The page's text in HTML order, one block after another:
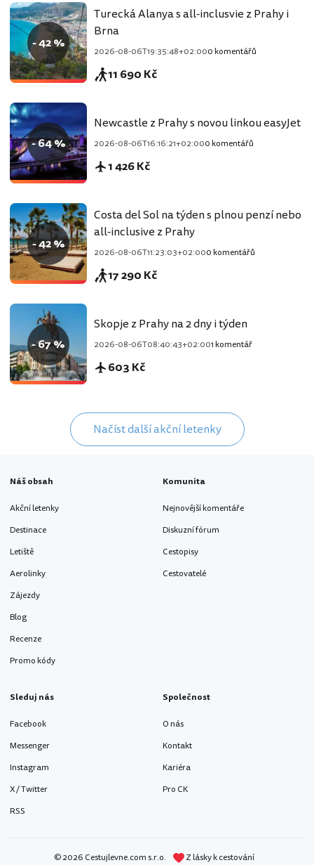
- 42 %
Turecká Alanya s all-inclusvie z Prahy i
Brna
2026-08-06T19:35:48+02:000 komentářů
11 690 Kč
- 64 %
Newcastle z Prahy s novou linkou easyJet
2026-08-06T16:16:21+02:000 komentářů
1 426 Kč
- 42 %
Costa del Sol na týden s plnou penzí nebo
all-inclusive z Prahy
2026-08-06T11:23:03+02:000 komentářů
17 290 Kč
- 67 %
Skopje z Prahy na 2 dny i týden
2026-08-06T08:40:43+02:001 komentář
603 Kč
Načíst další akční letenky
Náš obsah
Akční letenky
Destinace
Letiště
Aerolinky
Zájezdy
Blog
Recenze
Promo kódy
Komunita
Nejnovější komentáře
Diskuzní fórum
Cestopisy
Cestovatelé
Sleduj nás
Facebook
Messenger
Instagram
X / Twitter
RSS
Společnost
O nás
Kontakt
Kariéra
Pro CK
© 2026 Cestujlevne.com s.r.o. Z lásky k cestování